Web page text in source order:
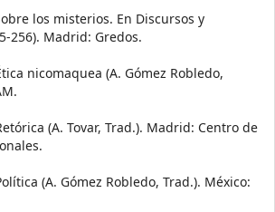
los misterios. En Discursos y
256). Madrid: Gredos.
nicomaquea (A. Gómez Robledo,
(A. Tovar, Trad.). Madrid: Centro de
(A. Gómez Robledo, Trad.). México: